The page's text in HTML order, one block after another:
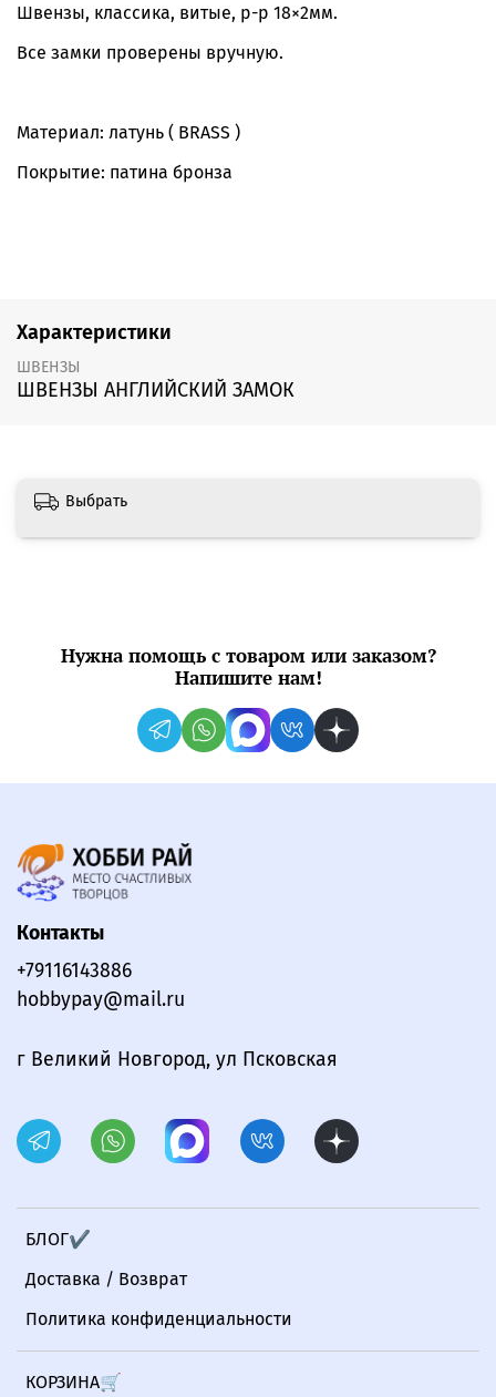
Швензы, классика, витые, р-р 18×2мм.
Все замки проверены вручную.
Материал: латунь ( BRASS )
Покрытие: патина бронза
Характеристики
ШВЕНЗЫ
ШВЕНЗЫ АНГЛИЙСКИЙ ЗАМОК
Выбрать
Нужна помощь с товаром или заказом?
Напишите нам!
БЛОГ✔
Доставка / Возврат
Политика конфиденциальности
КОРЗИНА🛒
Контакты
+79116143886
hobbypay@mail.ru
г Великий Новгород, ул Псковская